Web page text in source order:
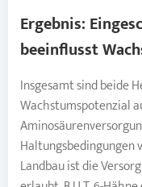
Ergebnis:
beeinflusst
Insgesamt sind beide
Wachstumspotenzial
Haltungsbedingungen
Landbau ist die